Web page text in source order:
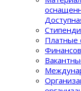
Платные